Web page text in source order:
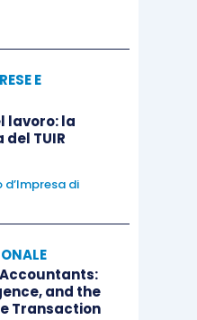
a «informazione
E
lavoro: la
TUIR
di
and the
Transaction